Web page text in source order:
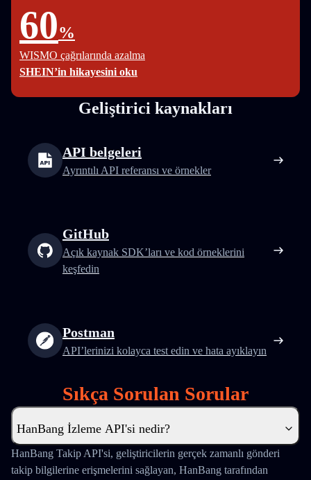
60%
WISMO çağrılarında azalma
SHEIN’in hikayesini oku
Geliştirici kaynakları
API belgeleri
Ayrıntılı API referansı ve örnekler
GitHub
Açık kaynak SDK’ları ve kod örneklerini
keşfedin
Postman
API’lerinizi kolayca test edin ve hata ayıklayın
Sıkça Sorulan Sorular
HanBang İzleme API'si nedir?
HanBang Takip API'si, geliştiricilerin gerçek zamanlı gönderi
takip bilgilerine erişmelerini sağlayan, HanBang tarafından